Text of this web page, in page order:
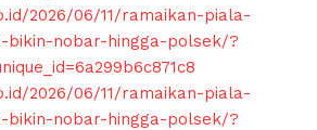
2026/06/11/ramaikan-piala-
bikin-nobar-hingga-polsek/?
2026/06/11/ramaikan-piala-
bikin-nobar-hingga-polsek/?